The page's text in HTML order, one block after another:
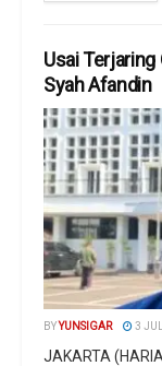
Usai Terjaring
Syah Afandin
BYYUNSIGAR 3
JAKARTA